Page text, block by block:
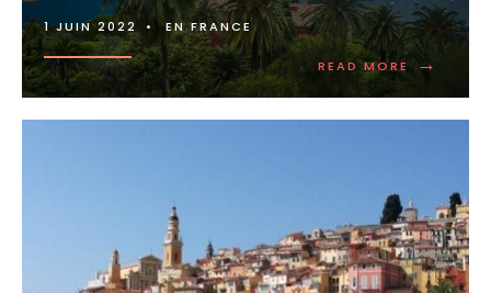
1 JUIN 2022 • EN FRANCE
READ MORE →